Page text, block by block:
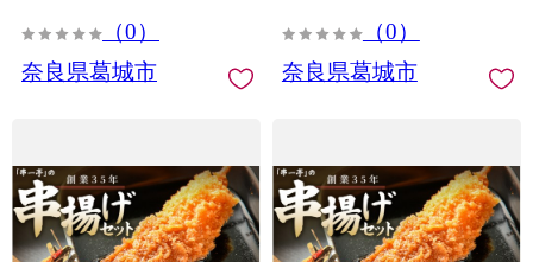
レゼント 高級 希少 人気 お
さと納税 奈良県 葛城市 国
（0）
奈良県葛城市
（0）
奈良県葛城市